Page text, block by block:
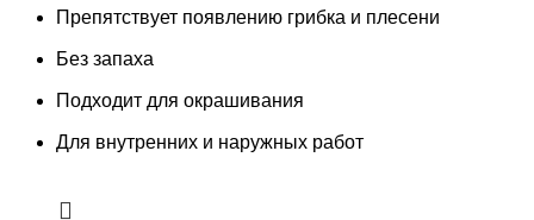
Препятствует появлению грибка и плесени
Без запаха
Подходит для окрашивания
Для внутренних и наружных работ